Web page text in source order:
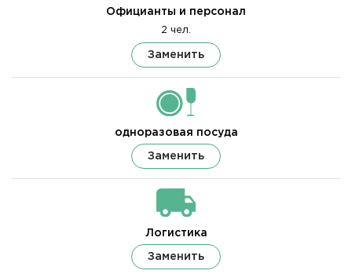
Официанты и персонал
2 чел.
Заменить
одноразовая посуда
Заменить
Логистика
Заменить